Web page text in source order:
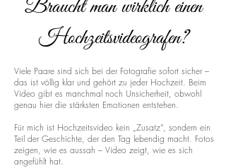
Braucht man wirklich einen
Hochzeitsvideografen?
Viele Paare sind sich bei der Fotografie sofort sicher –
das ist völlig klar und gehört zu jeder Hochzeit. Beim
Video gibt es manchmal noch Unsicherheit, obwohl
genau hier die stärksten Emotionen entstehen.
Für mich ist Hochzeitsvideo kein „Zusatz“, sondern ein
Teil der Geschichte, der den Tag lebendig macht. Fotos
zeigen, wie es aussah – Video zeigt, wie es sich
angefühlt hat.